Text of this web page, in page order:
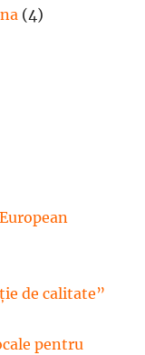
(4)
de calitate”
pentru